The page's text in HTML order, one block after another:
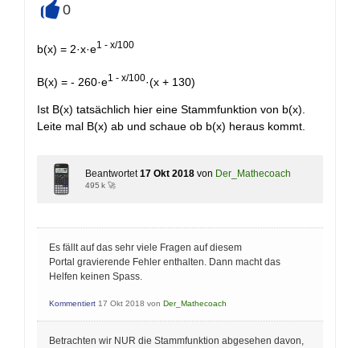
0
b(x) = 2·x·e1 - x/100
B(x) = - 260·e1 - x/100·(x + 130)
Ist B(x) tatsächlich hier eine Stammfunktion von b(x).
Leite mal B(x) ab und schaue ob b(x) heraus kommt.
Beantwortet 17 Okt 2018 von Der_Mathecoach
495 k 🚀
Es fällt auf das sehr viele Fragen auf diesem
Portal gravierende Fehler enthalten. Dann macht das
Helfen keinen Spass.
Kommentiert 17 Okt 2018 von Der_Mathecoach
Betrachten wir NUR die Stammfunktion abgesehen davon,